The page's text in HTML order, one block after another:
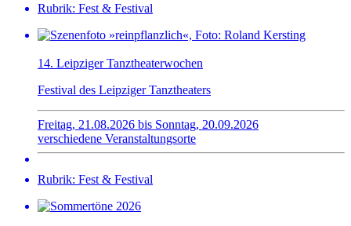
Rubrik: Fest & Festival
14. Leipziger Tanztheaterwochen
Festival des Leipziger Tanztheaters
Freitag, 21.08.2026 bis Sonntag, 20.09.2026
verschiedene Veranstaltungsorte
Rubrik: Fest & Festival